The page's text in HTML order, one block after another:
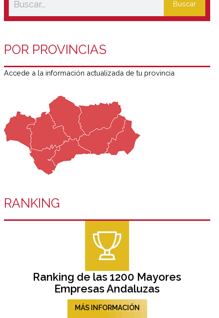
Buscar
POR PROVINCIAS
Accede a la información actualizada de tu provincia
RANKING
Ranking de las 1200 Mayores
Empresas Andaluzas
MÁS INFORMACIÓN